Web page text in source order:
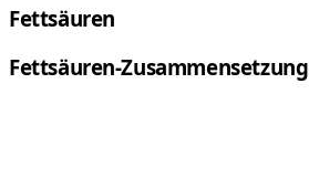
Fettsäuren
Fettsäuren-Zusammensetzung